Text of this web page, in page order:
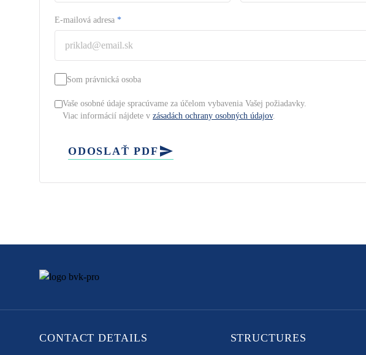
E-mailová adresa *
Som právnická osoba
Vaše osobné údaje spracúvame za účelom vybavenia Vašej požiadavky.
Viac informácií nájdete v zásadách ochrany osobných údajov.
ODOSLAŤ PDF
CONTACT DETAILS STRUCTURES